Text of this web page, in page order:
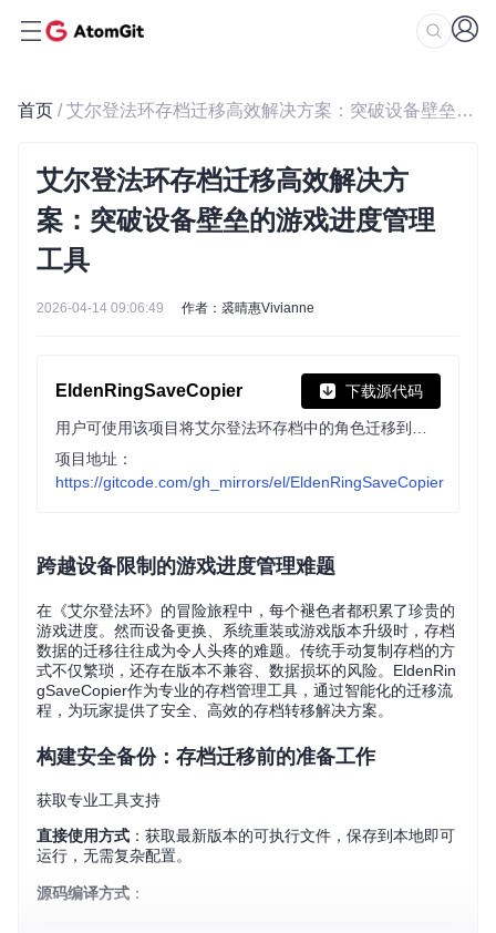
首页 / 艾尔登法环存档迁移高效解决方案：突破设备壁垒的游戏进度管理工具
艾尔登法环存档迁移高效解决方
案：突破设备壁垒的游戏进度管理
工具
2026-04-14 09:06:49 作者：裘晴惠Vivianne
EldenRingSaveCopier 下载源代码
项目地址：
https://gitcode.com/gh_mirrors/el/EldenRingSaveCopier
跨越设备限制的游戏进度管理难题
在《艾尔登法环》的冒险旅程中，每个褪色者都积累了珍贵的
游戏进度。然而设备更换、系统重装或游戏版本升级时，存档
数据的迁移往往成为令人头疼的难题。传统手动复制存档的方
式不仅繁琐，还存在版本不兼容、数据损坏的风险。EldenRin
gSaveCopier作为专业的存档管理工具，通过智能化的迁移流
程，为玩家提供了安全、高效的存档转移解决方案。
构建安全备份：存档迁移前的准备工作
获取专业工具支持
直接使用方式 ：获取最新版本的可执行文件，保存到本地即可
运行，无需复杂配置。
源码编译方式 ：